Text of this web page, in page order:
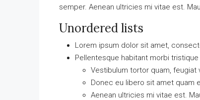
semper. Aenean ultricies mi vitae est.
Unordered lists
Lorem ipsum dolor sit amet,
Pellentesque habitant morbi
Vestibulum tortor quam,
Donec eu libero sit amet quam
Aenean ultricies mi vitae est.